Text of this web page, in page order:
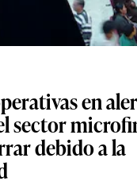
en
sector
debido a la